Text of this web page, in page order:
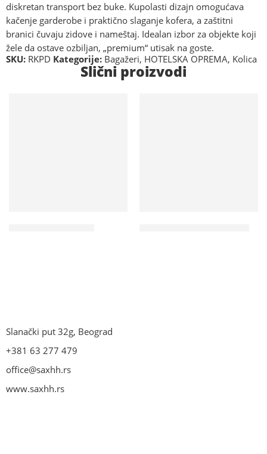
diskretan transport bez buke. Kupolasti dizajn omogućava
kačenje garderobe i praktično slaganje kofera, a zaštitni
branici čuvaju zidove i nameštaj. Idealan izbor za objekte koji
žele da ostave ozbiljan, „premium“ utisak na goste.
SKU: RKPD Kategorije: Bagažeri, HOTELSKA OPREMA, Kolica
Slični proizvodi
Slanački put 32g, Beograd
+381 63 277 479
office@saxhh.rs
www.saxhh.rs